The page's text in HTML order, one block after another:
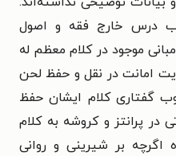
درس خارج فقه و اصول
موجود در کلام معظم له
امانت در نقل و حفظ لحن
گفتاری کلام ایشان حفظ
پرانتز و کروشه به کلام
اگرچه بر شیرینی و روانی